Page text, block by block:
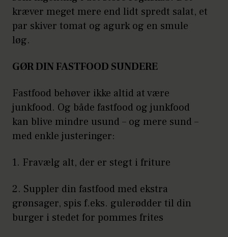
kræver meget mere end lidt spredt salat, et
par skiver tomat og agurk og en smule
løg.
GØR DIN FASTFOOD SUNDERE
Fastfood behøver ikke altid at være
junkfood. Og både fastfood og junkfood
kan blive mindre usund – og mere sund –
med enkle justeringer:
1. Fravælg alt, der er stegt i friture
2. Suppler din fastfood med ekstra
grønsager, spis f.eks. gulerødder til din
burger i stedet for pommes frites